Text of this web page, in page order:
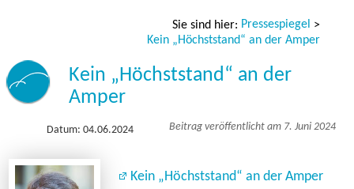
Sie sind hier: Pressespiegel >
Kein „Höchststand“ an der Amper
Kein „Höchststand“ an der
Amper
Datum: 04.06.2024 Beitrag veröffentlicht am 7. Juni 2024
Kein „Höchststand“ an der Amper